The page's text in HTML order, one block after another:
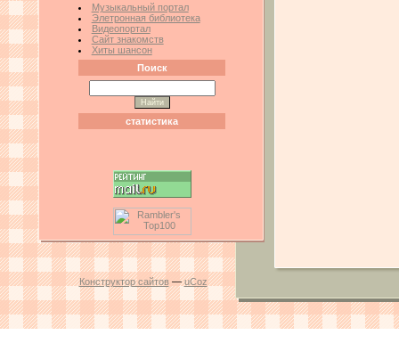
Музыкальный портал
Элетронная библиотека
Видеопортал
Сайт знакомств
Хиты шансон
Поиск
статистика
Конструктор сайтов—uCoz